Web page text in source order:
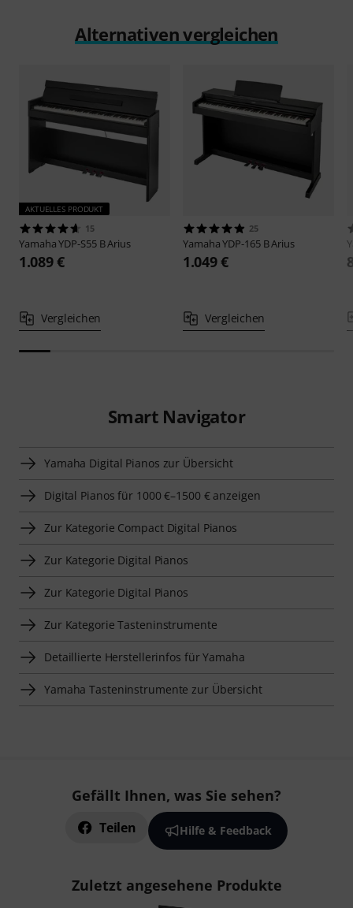
Alternativen vergleichen
AKTUELLES PRODUKT
15
YamahaYDP-S55 B Arius
1.089 €
Vergleichen
25
YamahaYDP-165 B Arius
1.049 €
Vergleichen
Smart Navigator
Yamaha Digital Pianos zur Übersicht
Digital Pianos für 1000 €–1500 € anzeigen
Zur Kategorie Compact Digital Pianos
Zur Kategorie Digital Pianos
Zur Kategorie Digital Pianos
Zur Kategorie Tasteninstrumente
Detaillierte Herstellerinfos für Yamaha
Yamaha Tasteninstrumente zur Übersicht
Gefällt Ihnen, was Sie sehen?
Teilen Hilfe & Feedback
Zuletzt angesehene Produkte